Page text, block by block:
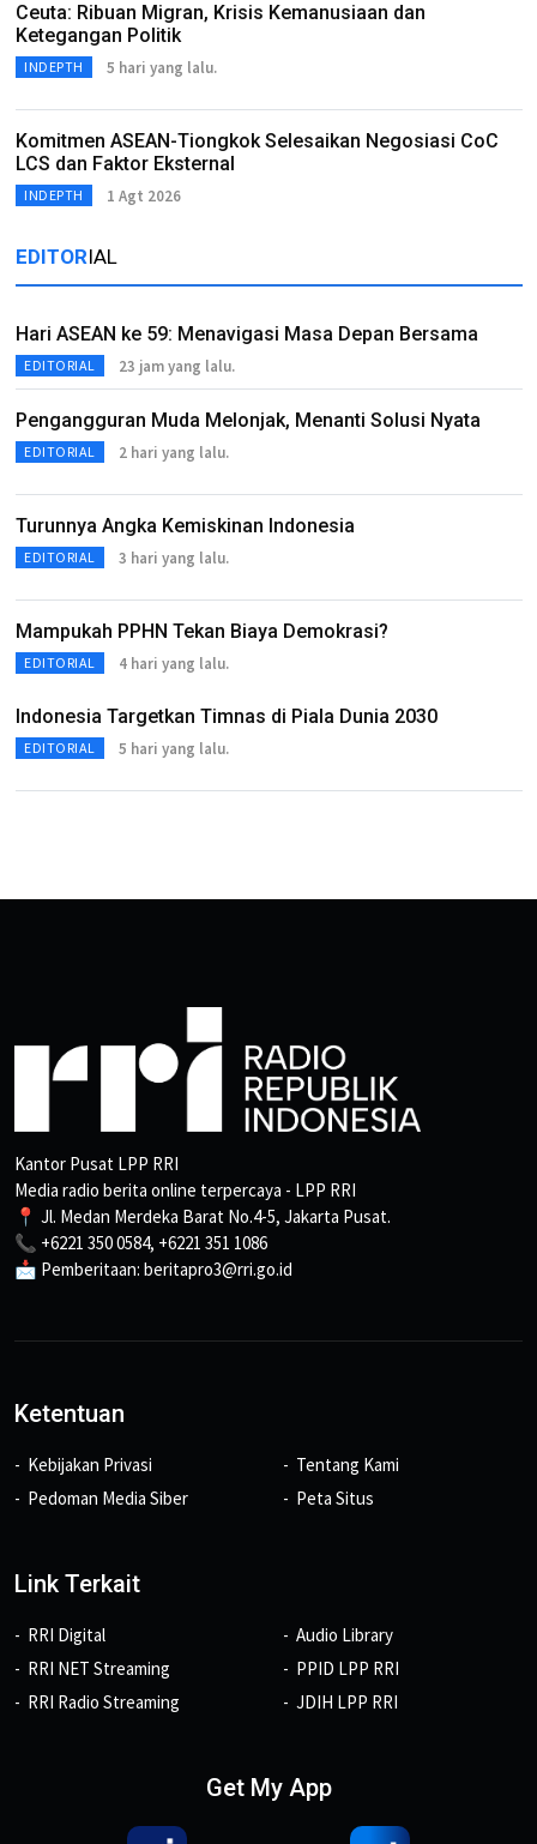
Ceuta: Ribuan Migran, Krisis Kemanusiaan dan
Ketegangan Politik
INDEPTH 5 hari yang lalu.
Komitmen ASEAN-Tiongkok Selesaikan Negosiasi CoC
LCS dan Faktor Eksternal
INDEPTH 1 Agt 2026
EDITORIAL
Hari ASEAN ke 59: Menavigasi Masa Depan Bersama
EDITORIAL 23 jam yang lalu.
Pengangguran Muda Melonjak, Menanti Solusi Nyata
EDITORIAL 2 hari yang lalu.
Turunnya Angka Kemiskinan Indonesia
EDITORIAL 3 hari yang lalu.
Mampukah PPHN Tekan Biaya Demokrasi?
EDITORIAL 4 hari yang lalu.
Indonesia Targetkan Timnas di Piala Dunia 2030
EDITORIAL 5 hari yang lalu.
Kantor Pusat LPP RRI
Media radio berita online terpercaya - LPP RRI
📍 Jl. Medan Merdeka Barat No.4-5, Jakarta Pusat.
📞 +6221 350 0584, +6221 351 1086
📩 Pemberitaan: beritapro3@rri.go.id
Ketentuan
Kebijakan Privasi
Pedoman Media Siber
Tentang Kami
Peta Situs
Link Terkait
RRI Digital
RRI NET Streaming
RRI Radio Streaming
Audio Library
PPID LPP RRI
JDIH LPP RRI
Get My App